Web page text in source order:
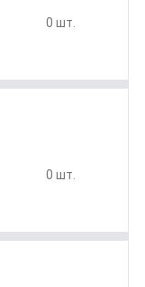
0 шт.
0 шт.